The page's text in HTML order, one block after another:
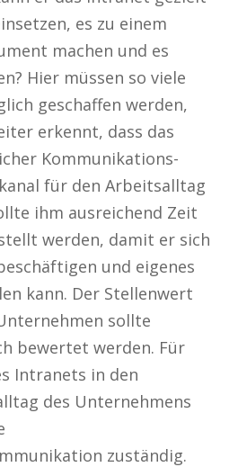
es zu einem
machen und es
Hier müssen so viele
geschaffen werden,
erkennt, dass das
Kommunikations-
für den Arbeitsalltag
ihm ausreichend Zeit
werden, damit er sich
und eigenes
kann. Der Stellenwert
sollte
bewertet werden. Für
Intranets in den
des Unternehmens
zuständig.